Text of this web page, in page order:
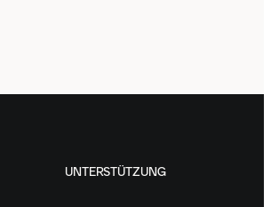
UNTERSTÜTZUNG